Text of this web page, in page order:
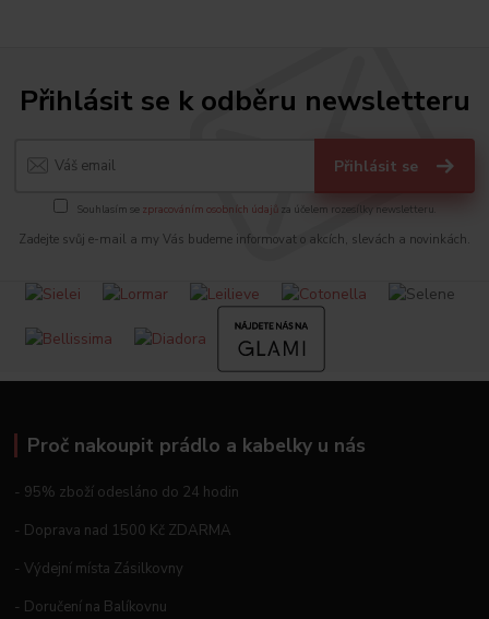
Přihlásit se k odběru newsletteru
Přihlásit se
Souhlasím se zpracováním osobních údajů za účelem rozesílky newsletteru.
Zadejte svůj e-mail a my Vás budeme informovat o akcích, slevách a novinkách.
Proč nakoupit prádlo a kabelky u nás
- 95% zboží odesláno do 24 hodin
- Doprava nad 1500 Kč ZDARMA
- Výdejní místa Zásilkovny
- Doručení na Balíkovnu